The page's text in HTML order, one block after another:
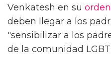
Venkatesh en su orden
deben llegar a los
"sensibilizar a los
de la comunidad